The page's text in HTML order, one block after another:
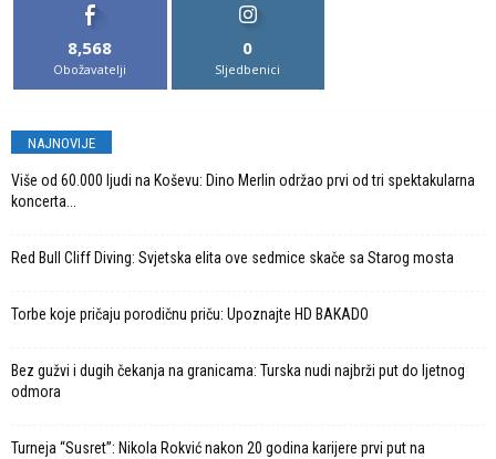
8,568
Obožavatelji
0
Sljedbenici
NAJNOVIJE
Više od 60.000 ljudi na Koševu: Dino Merlin održao prvi od tri spektakularna
koncerta...
Red Bull Cliff Diving: Svjetska elita ove sedmice skače sa Starog mosta
Torbe koje pričaju porodičnu priču: Upoznajte HD BAKADO
Bez gužvi i dugih čekanja na granicama: Turska nudi najbrži put do ljetnog
odmora
Turneja “Susret”: Nikola Rokvić nakon 20 godina karijere prvi put na